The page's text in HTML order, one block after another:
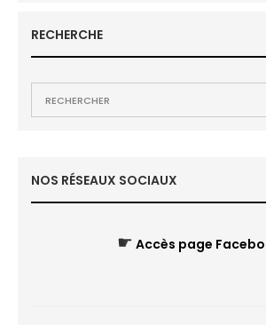
RECHERCHE
NOS RÉSEAUX SOCIAUX
☛ Accès page